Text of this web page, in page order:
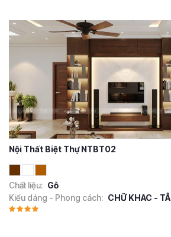
Nội Thất Biệt Thự NTBT02
Chất liệu: Gỗ
Kiểu dáng - Phong cách: CHỮ KHAC -